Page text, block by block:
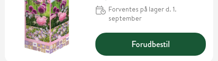
Forventes på lager d. 1.
september
Forudbestil